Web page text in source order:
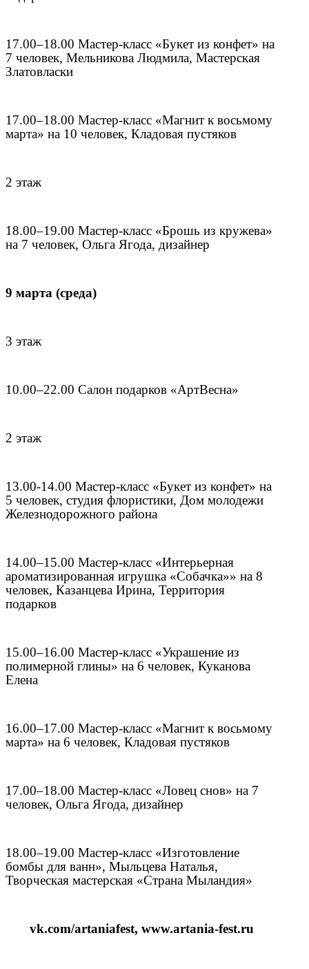
17.00–18.00 Мастер-класс «Букет из конфет» на
7 человек, Мельникова Людмила, Мастерская
Златовласки
17.00–18.00 Мастер-класс «Магнит к восьмому
марта» на 10 человек, Кладовая пустяков
2 этаж
18.00–19.00 Мастер-класс «Брошь из кружева»
на 7 человек, Ольга Ягода, дизайнер
9 марта (среда)
3 этаж
10.00–22.00 Салон подарков «АртВесна»
2 этаж
13.00-14.00 Мастер-класс «Букет из конфет» на
5 человек, студия флористики, Дом молодежи
Железнодорожного района
14.00–15.00 Мастер-класс «Интерьерная
ароматизированная игрушка «Собачка»» на 8
человек, Казанцева Ирина, Территория
подарков
15.00–16.00 Мастер-класс «Украшение из
полимерной глины» на 6 человек, Куканова
Елена
16.00–17.00 Мастер-класс «Магнит к восьмому
марта» на 6 человек, Кладовая пустяков
17.00–18.00 Мастер-класс «Ловец снов» на 7
человек, Ольга Ягода, дизайнер
18.00–19.00 Мастер-класс «Изготовление
бомбы для ванн», Мыльцева Наталья,
Творческая мастерская «Страна Мыландия»
vk.com/artaniafest, www.artania-fest.ru